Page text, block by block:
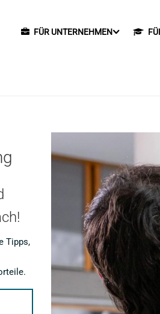
FÜR UNTERNEHMEN
Tipps,